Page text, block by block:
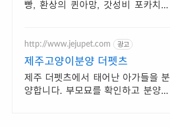
빵, 환상의 퀸아망, 갓성비 포카치아
http://www.jejupet.com 광고
제주고양이분양 더펫츠
제주 더펫츠에서 태어난 아가들을 분
양합니다. 부모묘를 확인하고 분양하